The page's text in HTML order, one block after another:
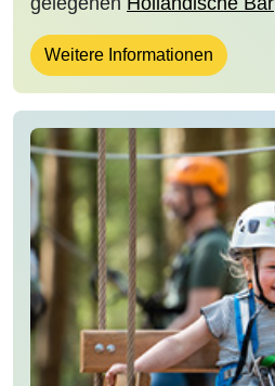
Weitere Informationen